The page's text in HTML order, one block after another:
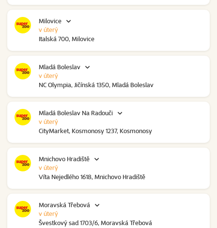
Milovice
Italská 700, Milovice
v úterý
Mladá Boleslav
NC Olympia, Jičínská 1350, Mladá Boleslav
v úterý
Mladá Boleslav Na Radouči
CityMarket, Kosmonosy 1237, Kosmonosy
v úterý
Mnichovo Hradiště
Víta Nejedlého 1618, Mnichovo Hradiště
v úterý
Moravská Třebová
Švestkový sad 1703/6, Moravská Třebová
v úterý